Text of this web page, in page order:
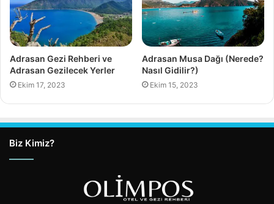
Adrasan Gezi Rehberi ve
Adrasan Gezilecek Yerler
Ekim 17, 2023
Adrasan Musa Dağı (Nerede?
Nasıl Gidilir?)
Ekim 15, 2023
Biz Kimiz?